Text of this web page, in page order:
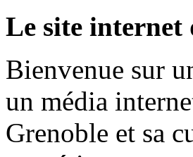
Le site internet
Bienvenue sur
un média
Grenoble et sa